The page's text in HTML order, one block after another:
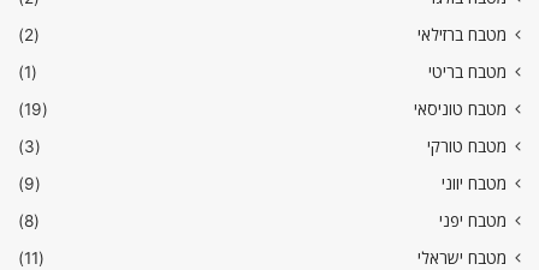
מטבח ברזילאי
(2)
מטבח בריטי
(1)
מטבח טוניסאי
(19)
מטבח טורקי
(3)
מטבח יווני
(9)
מטבח יפני
(8)
מטבח ישראלי
(11)